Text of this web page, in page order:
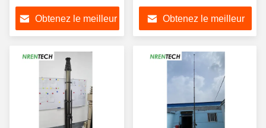
manuel
Obtenez le meilleur
manuel à main portante
Obtenez le meilleur